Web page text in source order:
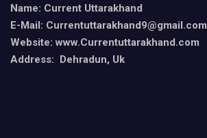
Name: Current Uttarakhand
E-Mail: Currentuttarakhand9@gmail.com
Website: www.Currentuttarakhand.com
Address: Dehradun, Uk